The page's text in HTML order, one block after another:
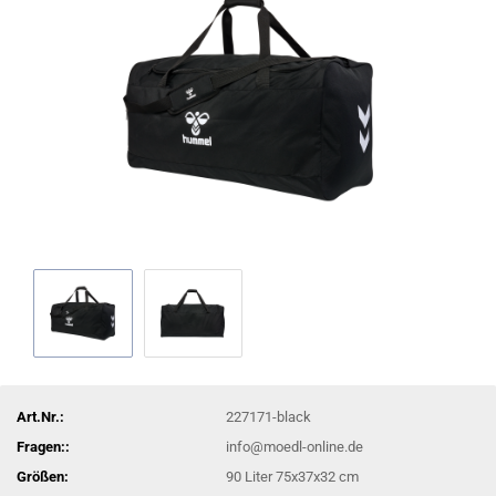
Art.Nr.:
227171-black
Fragen::
info@moedl-online.de
Größen:
90 Liter 75x37x32 cm